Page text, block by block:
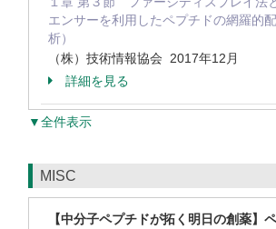
エンサーを利用したペプチドの網羅的
析）
（株）技術情報協会 2017年12月
詳細を見る
▼全件表示
MISC
【中分子ペプチドが拓く明日の創薬】